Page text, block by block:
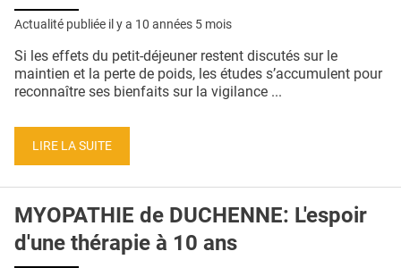
L'APP
PUBLICITÉ
CONTACT
Actualité publiée il y a 10 années 5 mois
Si les effets du petit-déjeuner restent discutés sur le
maintien et la perte de poids, les études s’accumulent pour
reconnaître ses bienfaits sur la vigilance ...
LIRE LA SUITE
MYOPATHIE de DUCHENNE: L'espoir
d'une thérapie à 10 ans